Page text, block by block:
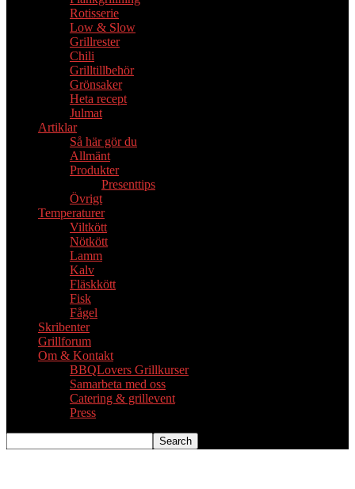
Rotisserie
Low & Slow
Grillrester
Chili
Grilltillbehör
Grönsaker
Heta recept
Julmat
Artiklar
Så här gör du
Allmänt
Produkter
Presenttips
Övrigt
Temperaturer
Viltkött
Nötkött
Lamm
Kalv
Fläskkött
Fisk
Fågel
Skribenter
Grillforum
Om & Kontakt
BBQLovers Grillkurser
Samarbeta med oss
Catering & grillevent
Press